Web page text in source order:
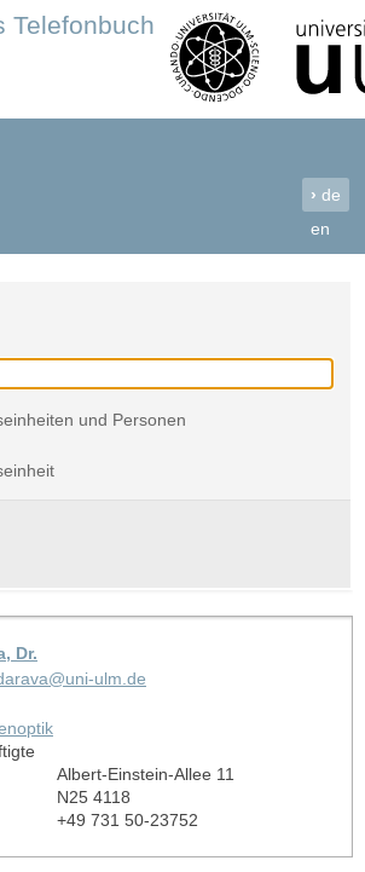
Telefonbuch
› de
en
und Personen
Dr.
ulm.de
Albert-Einstein-Allee 11
N25 4118
+49 731 50-23752